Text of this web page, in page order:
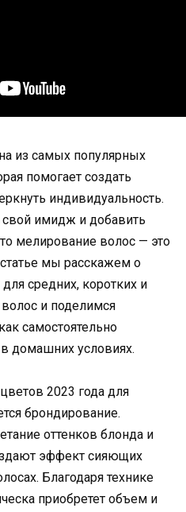
из самых популярных
помогает создать
индивидуальность.
имидж и добавить
мелирование волос — это
мы расскажем о
средних, коротких и
и поделимся
самостоятельно
домашних условиях.
2023 года для
брондирование.
оттенков блонда и
эффект сияющих
Благодаря технике
приобретет объем и